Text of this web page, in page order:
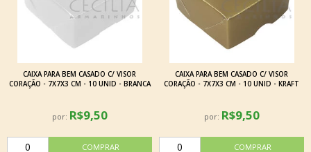
CAIXA PARA BEM CASADO C/ VISOR
CORAÇÃO - 7X7X3 CM - 10 UNID - BRANCA
por: R$9,50
CAIXA PARA BEM CASADO C/ VISOR
CORAÇÃO - 7X7X3 CM - 10 UNID - KRAFT
por: R$9,50